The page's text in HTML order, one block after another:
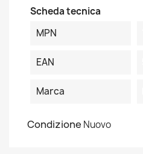
Scheda tecnica
MPN
EAN
Marca
Condizione Nuovo